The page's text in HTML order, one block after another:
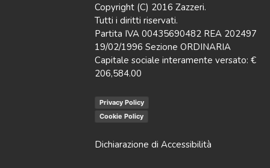
Copyright (C) 2016 Zazzeri.
Tutti i diritti riservati.
Partita IVA 00435690482 REA 202497
19/02/1996 Sezione ORDINARIA
Capitale sociale interamente versato: €
206,584.00
Privacy Policy
Cookie Policy
Dichiarazione di Accessibilità